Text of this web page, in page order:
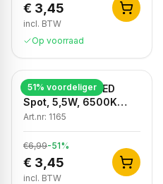
€ 3,45
incl. BTW
Op voorraad
51% voordeliger
Dimbare GU10 LED
Spot, 5,5W, 6500K
Koud Wit, IP20
Art.nr: 1165
€6,99-51%
€ 3,45
incl. BTW